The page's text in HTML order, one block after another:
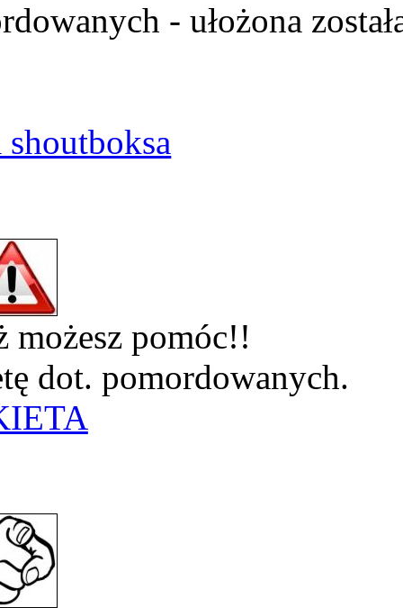
- ułożona
możesz pomóc!!
dot. pomordowanych.